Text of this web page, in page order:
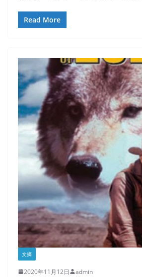
Read More
文摘
2020年11月12日 admin